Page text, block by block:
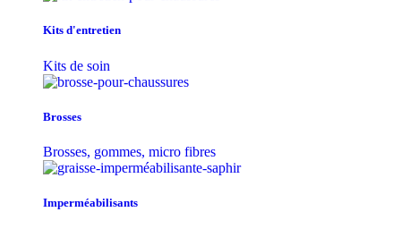
Kits d'entretien
Kits de soin
Brosses
Brosses, gommes, micro fibres
Imperméabilisants